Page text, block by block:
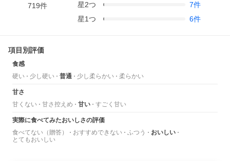
719件
星2つ 7件
星1つ 6件
項目別評価
食感
硬い
少し硬い 普通 少し柔らかい 柔らかい
甘さ
甘くない
甘さ控えめ 甘い すごく甘い
実際に食べてみたおいしさの評価
食べてない（贈答）
おすすめできない ふつう
おいしい
とてもおいしい